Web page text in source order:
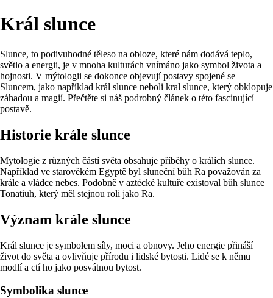
Král slunce
Slunce, to podivuhodné těleso na obloze, které nám dodává teplo,
světlo a energii, je v mnoha kulturách vnímáno jako symbol života a
hojnosti. V mýtologii se dokonce objevují postavy spojené se
Sluncem, jako například král slunce neboli kral slunce, který obklopuje
záhadou a magií. Přečtěte si náš podrobný článek o této fascinující
postavě.
Historie krále slunce
Mytologie z různých částí světa obsahuje příběhy o králích slunce.
Například ve starověkém Egyptě byl sluneční bůh Ra považován za
krále a vládce nebes. Podobně v aztécké kultuře existoval bůh slunce
Tonatiuh, který měl stejnou roli jako Ra.
Význam krále slunce
Král slunce je symbolem síly, moci a obnovy. Jeho energie přináší
život do světa a ovlivňuje přírodu i lidské bytosti. Lidé se k němu
modlí a ctí ho jako posvátnou bytost.
Symbolika slunce